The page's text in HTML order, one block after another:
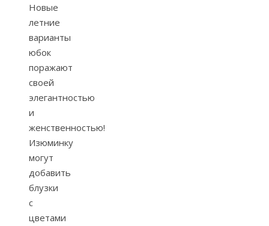
Новые
летние
варианты
юбок
поражают
своей
элегантностью
и
женственностью!
Изюминку
могут
добавить
блузки
с
цветами